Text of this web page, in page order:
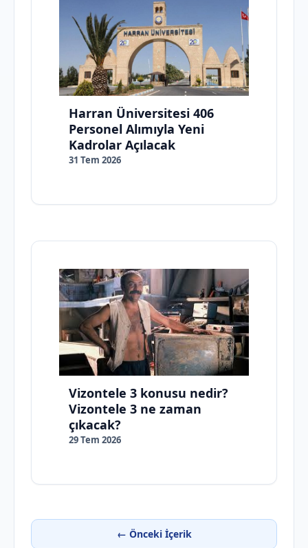
Harran Üniversitesi 406
Personel Alımıyla Yeni
Kadrolar Açılacak
31 Tem 2026
Vizontele 3 konusu nedir?
Vizontele 3 ne zaman
çıkacak?
29 Tem 2026
← Önceki İçerik